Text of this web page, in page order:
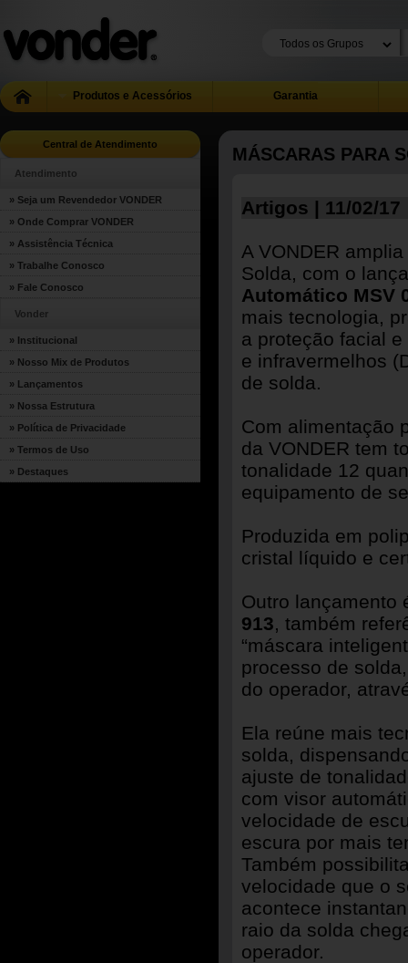
Produtos e Acessórios Garantia
Central de Atendimento
Atendimento
» Seja um Revendedor VONDER
» Onde Comprar VONDER
» Assistência Técnica
» Trabalhe Conosco
» Fale Conosco
Vonder
» Institucional
» Nosso Mix de Produtos
» Lançamentos
» Nossa Estrutura
» Política de Privacidade
» Termos de Uso
» Destaques
MÁSCARAS PARA
Artigos | 11/02/17
A VONDER
Solda, com o
Automático MSV
mais tecnologia,
a proteção facial
e infravermelhos
de solda.
Com alimentação
da VONDER tem
tonalidade 12
equipamento de
Produzida em
cristal líquido e
Outro lançamento
913, também
“máscara
processo de
do operador,
Ela reúne mais
solda,
ajuste de
com visor
velocidade de
escura por mais
Também
velocidade que o
acontece
raio da solda
operador.